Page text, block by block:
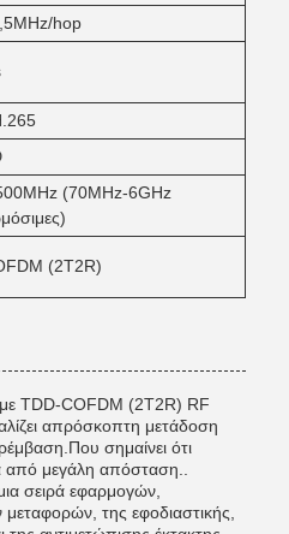
hop
(70MHz-6GHz
(2T2R)
TDD-COFDM (2T2R) RF
απρόσκοπτη μετάδοση
σημαίνει ότι
από μεγάλη απόσταση..
σειρά εφαρμογών,
της εφοδιαστικής,